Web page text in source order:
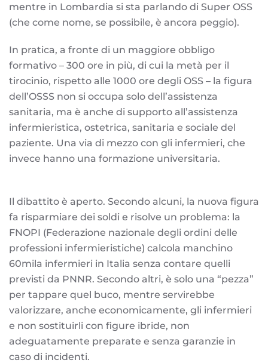
mentre in Lombardia si sta parlando di Super OSS
(che come nome, se possibile, è ancora peggio).
In pratica, a fronte di un maggiore obbligo
formativo – 300 ore in più, di cui la metà per il
tirocinio, rispetto alle 1000 ore degli OSS – la figura
dell’OSSS non si occupa solo dell’assistenza
sanitaria, ma è anche di supporto all’assistenza
infermieristica, ostetrica, sanitaria e sociale del
paziente. Una via di mezzo con gli infermieri, che
invece hanno una formazione universitaria.
Il dibattito è aperto. Secondo alcuni, la nuova figura
fa risparmiare dei soldi e risolve un problema: la
FNOPI (Federazione nazionale degli ordini delle
professioni infermieristiche) calcola manchino
60mila infermieri in Italia senza contare quelli
previsti da PNNR. Secondo altri, è solo una “pezza”
per tappare quel buco, mentre servirebbe
valorizzare, anche economicamente, gli infermieri
e non sostituirli con figure ibride, non
adeguatamente preparate e senza garanzie in
caso di incidenti.